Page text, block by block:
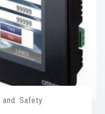
and Safety